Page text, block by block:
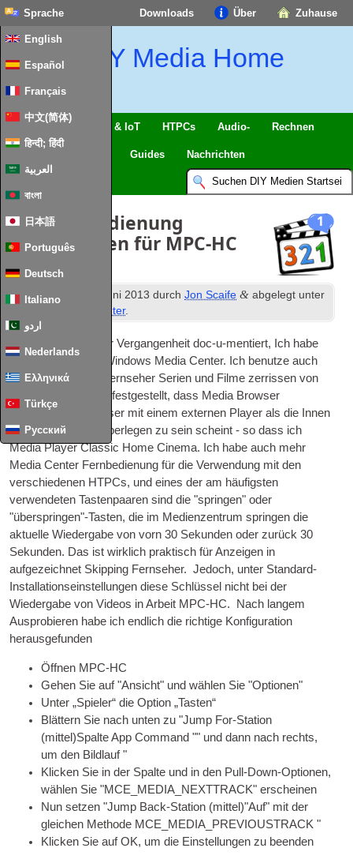
Zuhause
Über
Downloads
Sprache
English
Español
Français
中文(简体)
हिन्दी; हिंदी
العربية
বাংলা
日本語
Português
Deutsch
Italiano
اردو
Nederlands
Ελληνικά
Türkçe
Русский
DIY Media Home
Intelligentes Zuhause & IoT HTPCs Audio- Rechnen
Guides Nachrichten
1
Wie Fernbedienung
Sprungtasten für MPC-HC
eingestellt
Veröffentlicht Juni 2013 durchJon Scaife & abgelegt unter
Windows Media Center.
Wie ich schon in der Vergangenheit doc-u-mentiert, Ich habe
‚S mit Windows Media Center. Ich benutze auch
Mediabrowser für
Fernseher Serien und Filme zerrissen von
der Platte. Ich habe festgestellt, dass Media Browser
funktioniert viel besser mit einem externen Player als die Innen
Spieler - Leistung überlegen zu sein scheint - so dass ich
Media Player Classic Home Cinema. Ich habe auch mehr
Media Center Fernbedienung für die Verwendung mit den
verschiedenen HTPCs, und eines der am häufigsten
verwendeten Tastenpaaren sind die "springen" oder
"überspringen"-Tasten, die im Medienzentrum springen die
aktuelle Wiedergabe von vorn 30 Sekunden oder zurück 30
Sekunden. Das ist wirklich praktisch für Anzeigen in
aufgezeichnet Skipping Fernseher. Jedoch, unter Standard-
Installationseinstellungen diese Schlüssel nicht bei der
Wiedergabe von Videos in Arbeit MPC-HC. Nach langem
Ausprobieren habe ich endlich die richtige Konfiguration
herausgefunden
Öffnen MPC-HC
Gehen Sie auf "Ansicht" und wählen Sie "Optionen"
Unter „Spieler“ die Option „Tasten“
Blättern Sie nach unten zu "Jump For-Station
(mittel)Spalte App Command "" und dann nach rechts,
um den Bildlauf "
Klicken Sie in der Spalte und in den Pull-Down-Optionen,
wählen Sie "MCE_MEDIA_NEXTTRACK" erscheinen
Nun setzen "Jump Back-Station (mittel)"Auf" mit der
gleichen Methode MCE_MEDIA_PREVIOUSTRACK "
Klicken Sie auf OK, um die Einstellungen zu beenden